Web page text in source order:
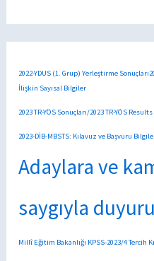
2022-YDUS (1. Grup) Yerleştirme
İlişkin Sayısal Bilgiler
2023 TR-YÖS Sonuçları/2023 TR-YÖS Results
2023-DİB-MBSTS: Kılavuz ve Başvuru
Adaylara ve
saygıyla
Millî Eğitim Bakanlığı KPSS-2023/4 Tercih